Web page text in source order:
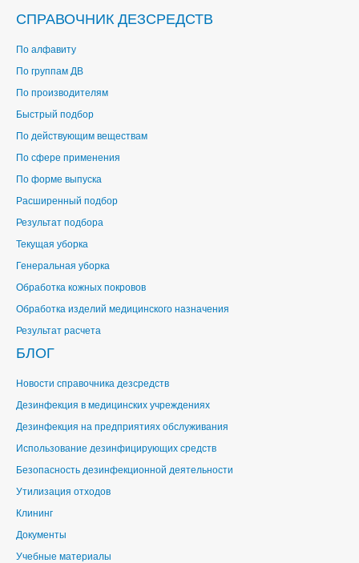
СПРАВОЧНИК ДЕЗСРЕДСТВ
По алфавиту
По группам ДВ
По производителям
Быстрый подбор
По действующим веществам
По сфере применения
По форме выпуска
Расширенный подбор
Результат подбора
Текущая уборка
Генеральная уборка
Обработка кожных покровов
Обработка изделий медицинского назначения
Результат расчета
БЛОГ
Новости справочника дезсредств
Дезинфекция в медицинских учреждениях
Дезинфекция на предприятиях обслуживания
Использование дезинфицирующих средств
Безопасность дезинфекционной деятельности
Утилизация отходов
Клининг
Документы
Учебные материалы